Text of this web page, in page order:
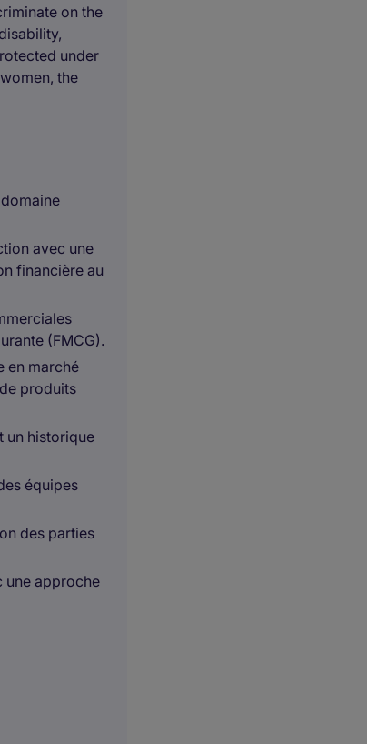
on the
under
the
avec une
financière au
(FMCG).
en marché
produits
un historique
équipes
des parties
une approche